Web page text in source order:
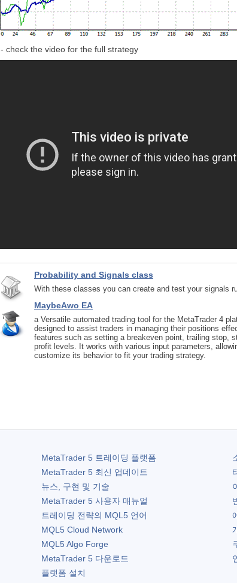
- check the video for the full strategy
Probability and Signals class
With these classes you can create and test your signals
MaybeAwo EA
a Versatile automated trading tool for the MetaTrader 4
designed to assist traders in managing their positions
features such as setting a breakeven point, trailing stop,
profit levels. It works with various input parameters,
customize its behavior to fit your trading strategy.
MetaTrader 5트레이딩 플랫폼
MetaTrader 5최신 업데이트
뉴스, 구현 및 기술
MetaTrader 5사용자 매뉴얼
트레이딩 전략의 MQL5 언어
MQL5 Cloud Network
MQL5 Algo Forge
MetaTrader 5다운로드
플랫폼 설치